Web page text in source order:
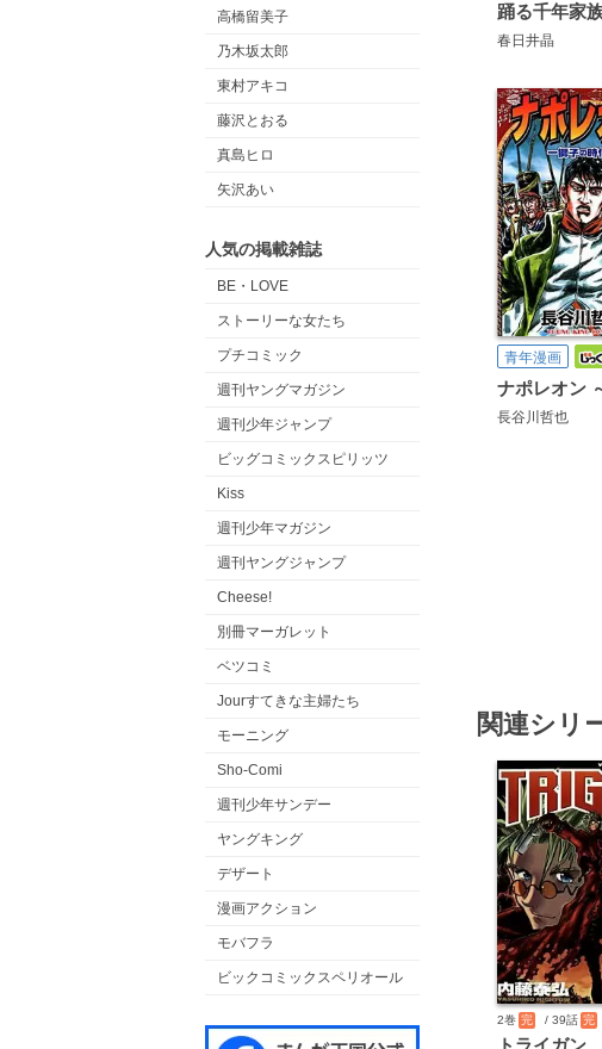
高橋留美子
乃木坂太郎
東村アキコ
藤沢とおる
真島ヒロ
矢沢あい
人気の掲載雑誌
BE・LOVE
ストーリーな女たち
プチコミック
週刊ヤングマガジン
週刊少年ジャンプ
ビッグコミックスピリッツ
Kiss
週刊少年マガジン
週刊ヤングジャンプ
Cheese!
別冊マーガレット
ベツコミ
Jourすてきな主婦たち
モーニング
Sho-Comi
週刊少年サンデー
ヤングキング
デザート
漫画アクション
モバフラ
ビックコミックスペリオール
踊る千年家
春日井晶
青年漫画
長谷川哲也
関連シリ
2巻 完 / 39話 完